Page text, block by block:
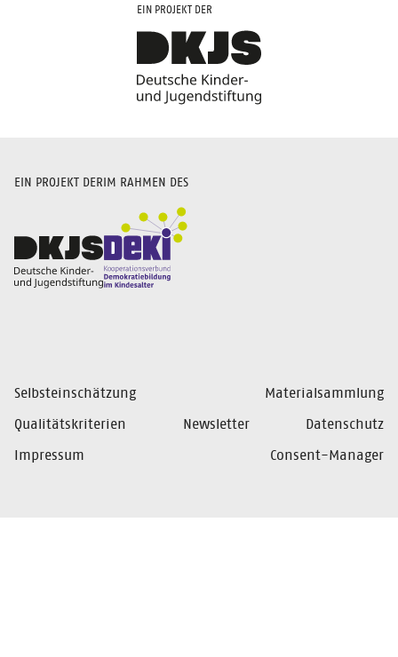
EIN PROJEKT DER
EIN PROJEKT DERIM RAHMEN DES
Selbsteinschätzung
Materialsammlung
Qualitätskriterien
Newsletter
Datenschutz
Impressum
Consent-Manager